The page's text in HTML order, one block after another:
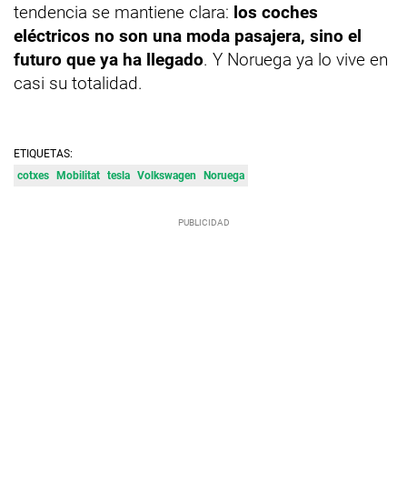
tendencia se mantiene clara: los coches
eléctricos no son una moda pasajera, sino el
futuro que ya ha llegado. Y Noruega ya lo vive en
casi su totalidad.
ETIQUETAS:
cotxes Mobilitat tesla Volkswagen Noruega